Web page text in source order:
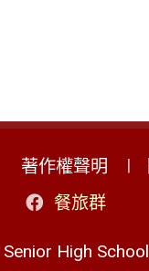
著作權聲明
餐旅群
High School